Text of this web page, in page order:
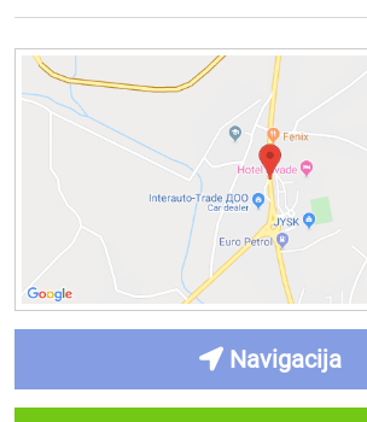
Navigacija